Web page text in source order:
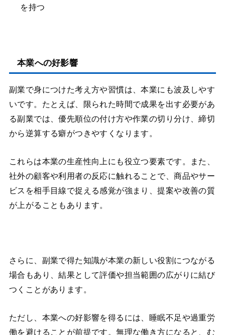
を持つ
本業への好影響
副業で身につけた考え方や習慣は、本業にも波及しやす
いです。たとえば、限られた時間で成果を出す必要があ
る副業では、優先順位の付け方や作業の切り分け、締切
から逆算する癖がつきやすくなります。
これらは本業の生産性向上にも役立つ要素です。また、
社外の顧客や利用者の反応に触れることで、商品やサー
ビスを相手目線で捉える感覚が強まり、提案や改善の質
が上がることもあります。
さらに、副業で得た知識が本業の新しい役割につながる
場合もあり、結果として評価や担当範囲の広がりに結び
つくことがあります。
ただし、本業への好影響を得るには、睡眠不足や過重労
働を避けることが前提です。無理な働き方になると、む